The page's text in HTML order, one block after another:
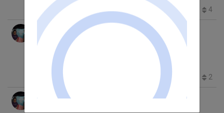
2.0K 4
Hoàng Đức Quân
thg 6 7, 2023 4:24 CH
16 phút đọc
AWS Game: Backend
Amazon Web Services (AWS)
986 2
Hoàng Đức Quân